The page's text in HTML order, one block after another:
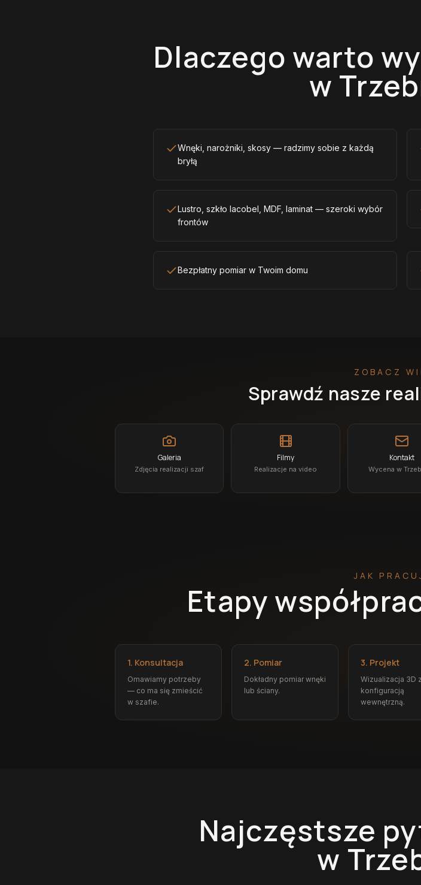
Dlaczego warto
w
Wnęki, narożniki, skosy — radzimy sobie z każdą
bryłą
Lustro, szkło lacobel, MDF, laminat — szeroki wybór
frontów
Bezpłatny pomiar w Twoim domu
ZOBACZ
Sprawdź nasze
Galeria
Zdjęcia realizacji szaf
Filmy
Realizacje na video
Kontakt
Wycena w
JAK
Etapy
1. Konsultacja
Omawiamy potrzeby
— co ma się zmieścić
w szafie.
2. Pomiar
Dokładny pomiar wnęki
lub ściany.
3. Projekt
Wizualizacja 3D z
konfiguracją
wewnętrzną.
Najczęstsze
w